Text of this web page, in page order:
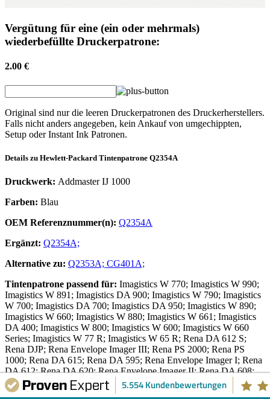
Vergütung für eine (ein oder mehrmals)
wiederbefüllte Druckerpatrone:
2.00 €
Original sind nur die leeren Druckerpatronen des Druckerherstellers.
Falls nicht anders angegeben, kein Ankauf von umgechippten,
Setup oder Instant Ink Patronen.
Details zu Hewlett-Packard Tintenpatrone Q2354A
Druckwerk: Addmaster IJ 1000
Farben: Blau
OEM Referenznummer(n): Q2354A
Ergänzt: Q2354A;
Alternative zu: Q2353A; CG401A;
Tintenpatrone passend für: Imagistics W 770; Imagistics W 990;
Imagistics W 891; Imagistics DA 900; Imagistics W 790; Imagistics
W 700; Imagistics DA 700; Imagistics DA 950; Imagistics W 890;
Imagistics W 660; Imagistics W 880; Imagistics W 661; Imagistics
DA 400; Imagistics W 800; Imagistics W 600; Imagistics W 660
Series; Imagistics W 77 R; Imagistics W 65 R; Rena DA 612 S;
Rena DJP; Rena Envelope Imager III; Rena PS 2000; Rena PS
1000; Rena DA 615; Rena DA 595; Rena Envelope Imager I; Rena
DA 612; Rena DA 620; Rena Envelope Imager II; Rena DA 608;
Rena XPS 90; Rena XPS 80; Rena DA 613; Rena XPS 2000;
Stielow IJ 65; Stielow 5988; Stielow 5955 S; Stielow 5986; Stielow
5.554 Kundenbewertungen